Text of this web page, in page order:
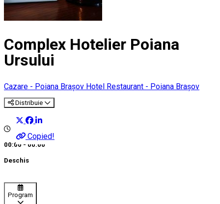
Complex Hotelier Poiana
Ursului
Cazare - Poiana Brașov Hotel Restaurant - Poiana Brașov
Distribuie
Copied!
00:00 - 00:00
Deschis
Program